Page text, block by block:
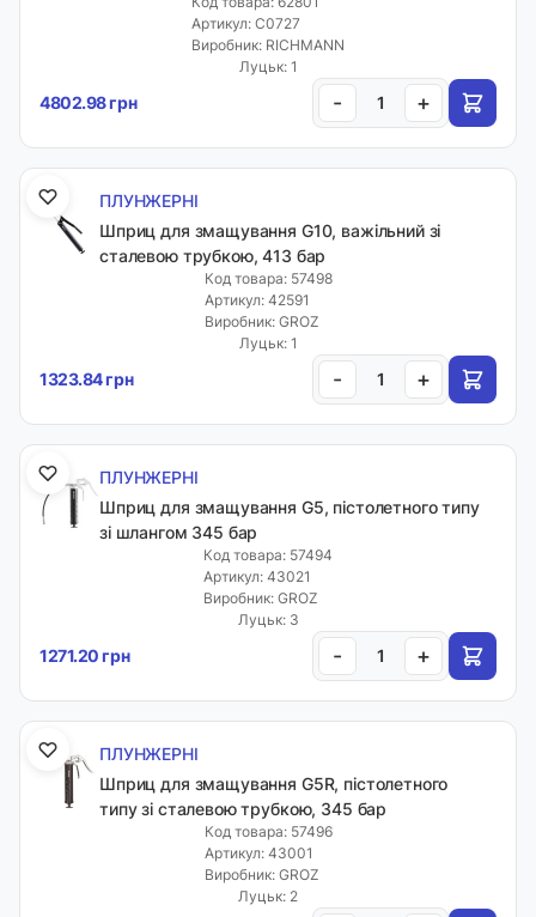
Артикул: C0727
Виробник: RICHMANN
Луцьк: 1
4802.98 грн - +
ПЛУНЖЕРНІ
Шприц для змащування G10, важільний зі
сталевою трубкою, 413 бар
Код товара: 57498
Артикул: 42591
Виробник: GROZ
Луцьк: 1
1323.84 грн - +
ПЛУНЖЕРНІ
Шприц для змащування G5, пістолетного типу
зі шлангом 345 бар
Код товара: 57494
Артикул: 43021
Виробник: GROZ
Луцьк: 3
1271.20 грн - +
ПЛУНЖЕРНІ
Шприц для змащування G5R, пістолетного
типу зі сталевою трубкою, 345 бар
Код товара: 57496
Артикул: 43001
Виробник: GROZ
Луцьк: 2